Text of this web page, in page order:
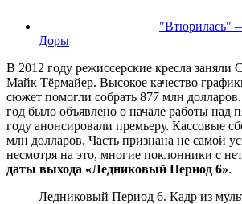
"Втюрилась"
Доры
В 2012 году режиссерские кресла заняли
Майк Тёрмайер. Высокое качество
сюжет помогли собрать 877 млн
год было объявлено о начале работы над
году анонсировали премьеру. Кассовые
млн долларов. Часть признана не самой
несмотря на это, многие поклонники с
даты выхода «Ледниковый Период 6».
Ледниковый Период 6. Кадр из